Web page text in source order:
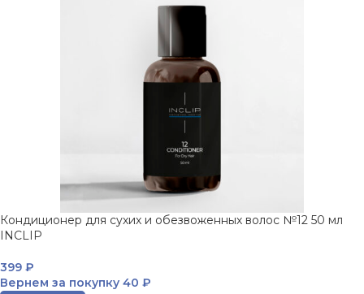
Кондиционер для сухих и обезвоженных волос №12 50 мл
INCLIP
399 ₽
Вернем за покупку 40 ₽